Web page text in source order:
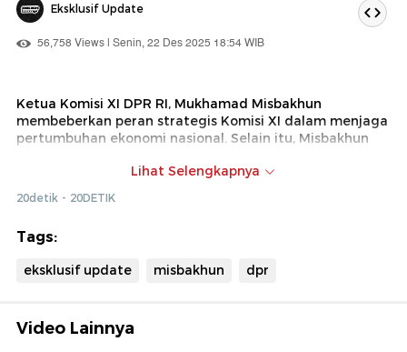
Eksklusif Update
56,758 Views | Senin, 22 Des 2025 18:54 WIB
Ketua Komisi XI DPR RI, Mukhamad Misbakhun
membeberkan peran strategis Komisi XI dalam menjaga
pertumbuhan ekonomi nasional. Selain itu, Misbakhun
jawab memastikan setiap kebijakan yang diambil
pemerintaah berdampak dan dirasakan oleh seluruh
masyarakat.
Saksikan selengkapnya dalam tayangan berikut!
Lihat Selengkapnya
20detik - 20DETIK
Tags:
eksklusif update misbakhun dpr
Video Lainnya